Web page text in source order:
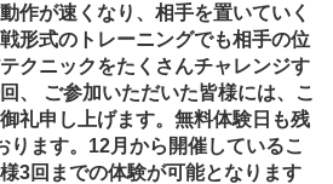
作が速くなり、相手を置いていく
形式のトレーニングでも相手の位
クニックをたくさんチャレンジす
、 ご参加いただいた皆様には、こ
礼申し上げます。無料体験日も残
ります。12月から開催しているこ
3回までの体験が可能となります